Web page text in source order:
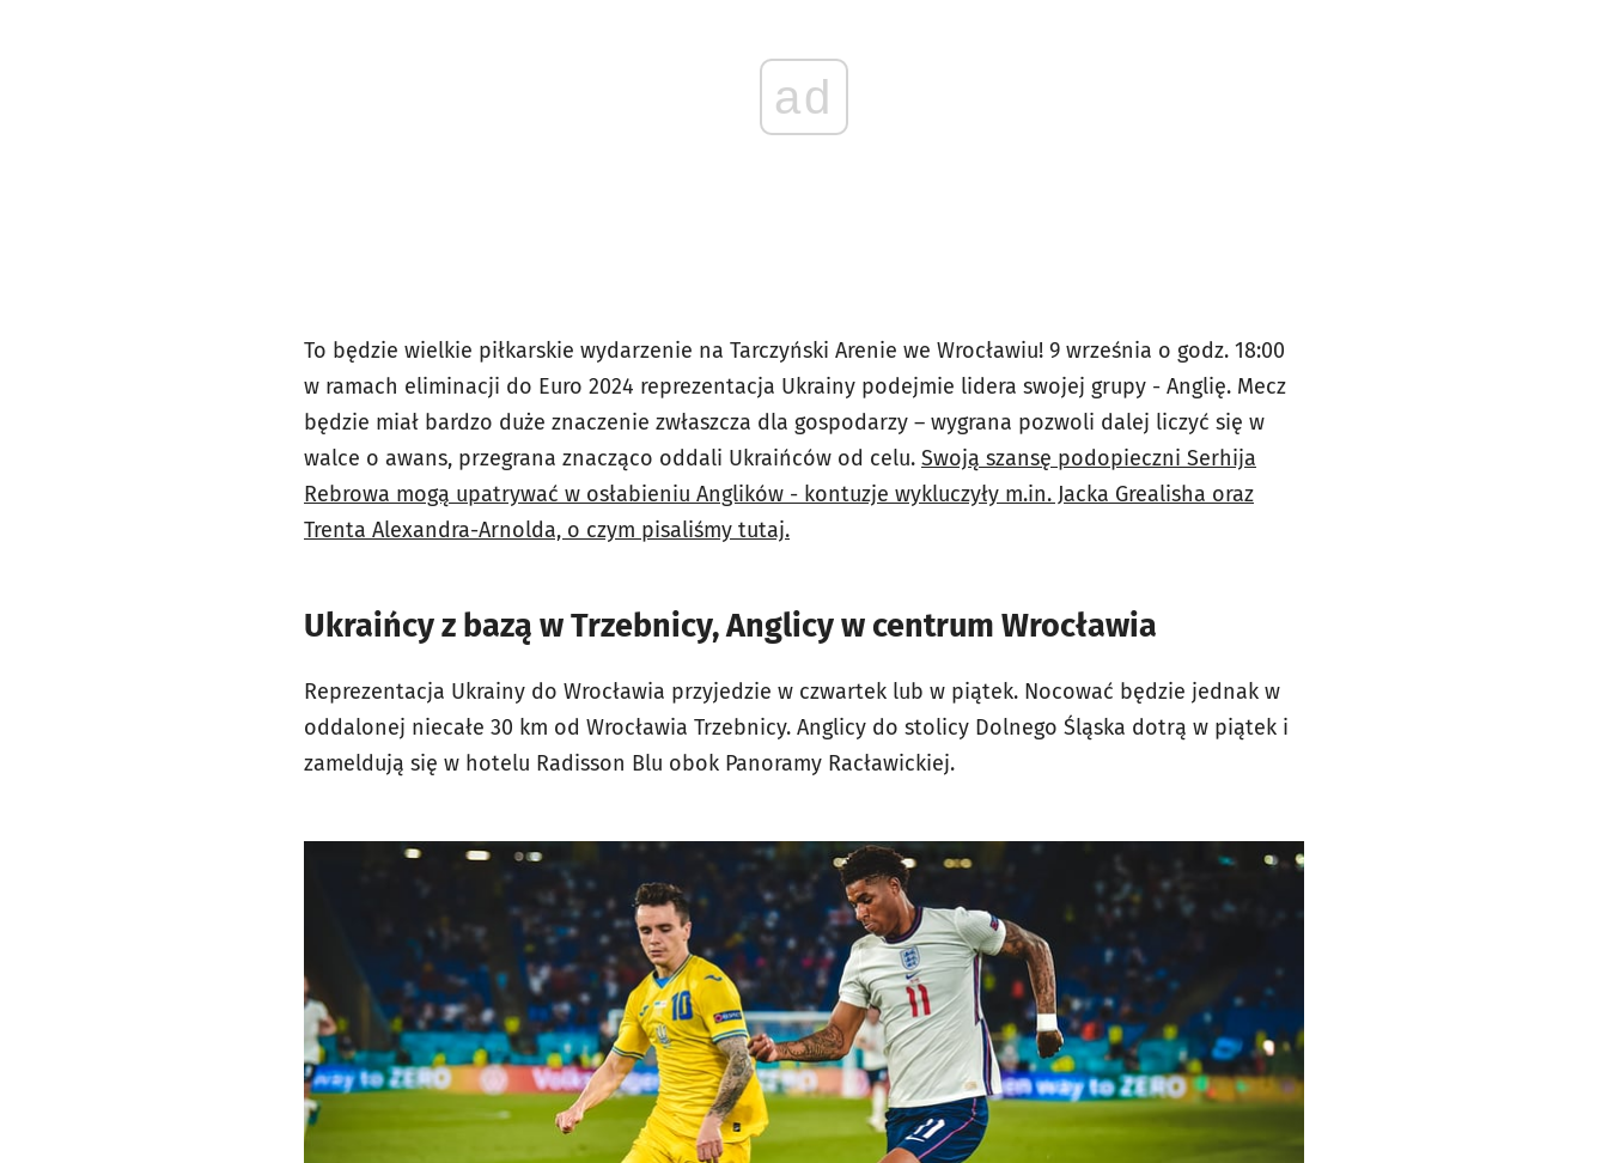
ad
To będzie wielkie piłkarskie wydarzenie na Tarczyński Arenie we Wrocławiu! 9 września o godz. 18:00
w ramach eliminacji do Euro 2024 reprezentacja Ukrainy podejmie lidera swojej grupy - Anglię. Mecz
będzie miał bardzo duże znaczenie zwłaszcza dla gospodarzy – wygrana pozwoli dalej liczyć się w
walce o awans, przegrana znacząco oddali Ukraińców od celu. Swoją szansę podopieczni Serhija
Rebrowa mogą upatrywać w osłabieniu Anglików - kontuzje wykluczyły m.in. Jacka Grealisha oraz
Trenta Alexandra-Arnolda, o czym pisaliśmy tutaj.
Ukraińcy z bazą w Trzebnicy, Anglicy w centrum Wrocławia
Reprezentacja Ukrainy do Wrocławia przyjedzie w czwartek lub w piątek. Nocować będzie jednak w
oddalonej niecałe 30 km od Wrocławia Trzebnicy. Anglicy do stolicy Dolnego Śląska dotrą w piątek i
zameldują się w hotelu Radisson Blu obok Panoramy Racławickiej.